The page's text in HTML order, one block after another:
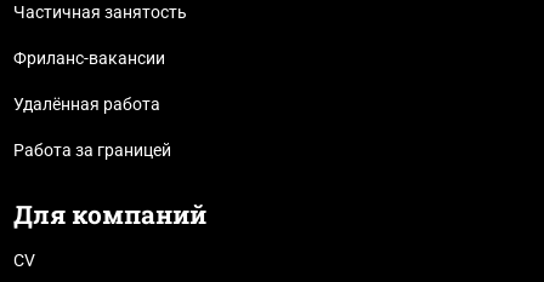
Частичная занятость
Фриланс-вакансии
Удалённая работа
Работа за границей
Для компаний
CV